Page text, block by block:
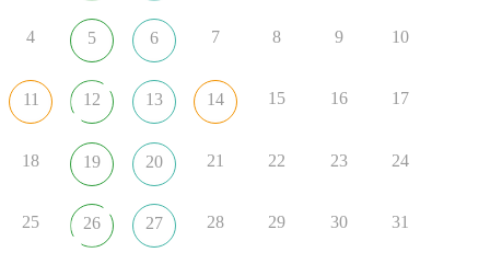
4 5 6 7 8 9 10
11 12 13 14 15 16 17
18 19 20 21 22 23 24
25 26 27 28 29 30 31